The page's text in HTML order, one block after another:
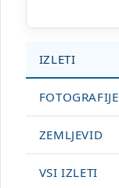
IZLETI
FOTOGRAFIJE
ZEMLJEVID
VSI IZLETI